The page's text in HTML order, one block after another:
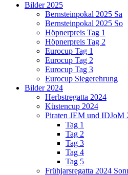
Bilder 2025
Bernsteinpokal 2025 Sa
Bernsteinpokal 2025 So
Höpnerpreis Tag 1
Höpnerpreis Tag 2
Eurocup Tag 1
Eurocup Tag 2
Eurocup Tag 3
Eurocup Siegerehrung
Bilder 2024
Herbstregatta 2024
Küstencup 2024
Piraten JEM und IDJoM
Tag 1
Tag 2
Tag 3
Tag 4
Tag 5
Frühjarsregatta 2024